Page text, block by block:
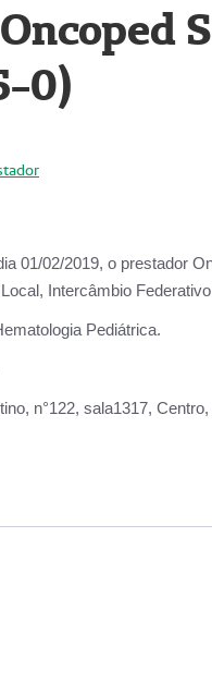
0)
01/02/2019, o prestador
Intercâmbio
Pediátrica.
n°122, sala1317,